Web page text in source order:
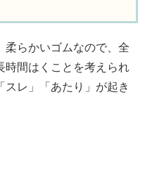
柔らかいゴムなので、全
時間はくことを考えられ
レ」「あたり」が起き